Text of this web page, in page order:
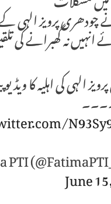
پرویز الہی کے
انہیں نہ گھبرانے کی
الہی کی اہلیہ کا
June